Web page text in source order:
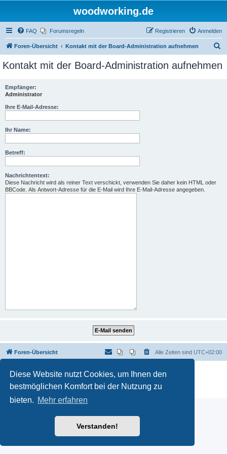
Diese Website nutzt Cookies, um Ihnen den
bestmöglichen Komfort bei der Nutzung zu
bieten. Mehr erfahren
Verstanden!
woodworking.de
FAQ Forumsregeln Anmelden
Registrieren
Foren-Übersicht Kontakt mit der Board-Administration aufnehmen
c
Kontakt mit der Board-Administration aufnehmen
Empfänger:
Administrator
Ihre E-Mail-Adresse:
Ihr Name:
Betreff:
Nachrichtentext:
Diese Nachricht wird als reiner Text verschickt, verwenden Sie daher kein HTML oder
BBCode. Als Antwort-Adresse für die E-Mail wird Ihre E-Mail-Adresse angegeben.
Foren-Übersicht Alle Zeiten sind UTC+02:00
Powered by phpBB
® Forum Software © phpBB Limited
Deutsche Übersetzung durch
Datenschutz|Nutzungsbedingungen